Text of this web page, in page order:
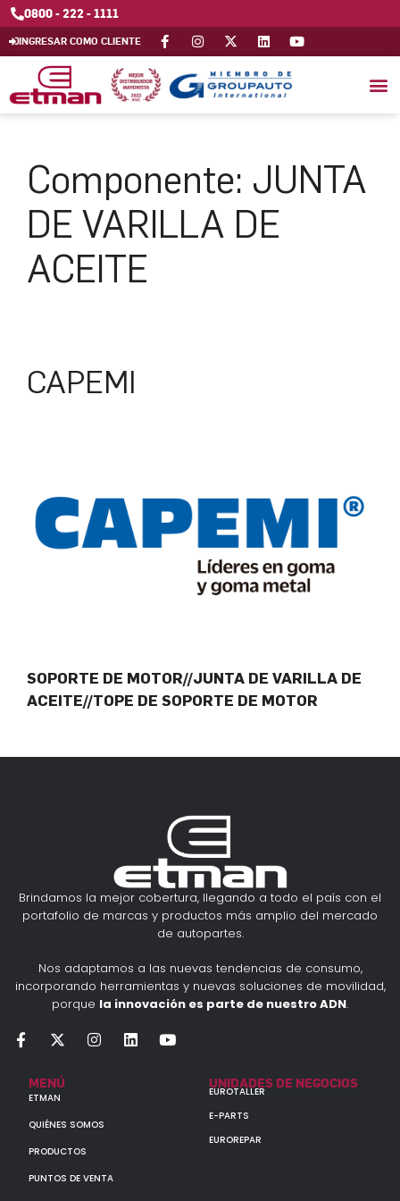
0800 - 222 - 1111
INGRESAR COMO CLIENTE
Componente: JUNTA
DE VARILLA DE
ACEITE
CAPEMI
SOPORTE DE MOTOR//JUNTA DE VARILLA DE
ACEITE//TOPE DE SOPORTE DE MOTOR
Brindamos la mejor cobertura, llegando a todo el país con el
portafolio de marcas y productos más amplio del mercado
de autopartes.
Nos adaptamos a las nuevas tendencias de consumo,
incorporando herramientas y nuevas soluciones de movilidad,
porque la innovación es parte de nuestro ADN.
MENÚ
ETMAN
QUIÉNES SOMOS
PRODUCTOS
PUNTOS DE VENTA
UNIDADES DE NEGOCIOS
EUROTALLER
E-PARTS
EUROREPAR